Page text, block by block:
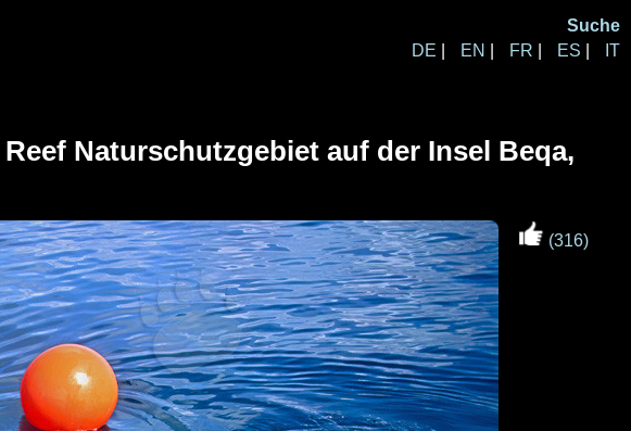
Suche
DE
EN FR ES IT
Naturschutzgebiet auf der Insel Beqa,
(316)